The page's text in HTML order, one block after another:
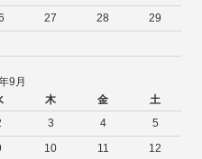
27 28
29
9月
木 金
土
3 4
5
10 11
12